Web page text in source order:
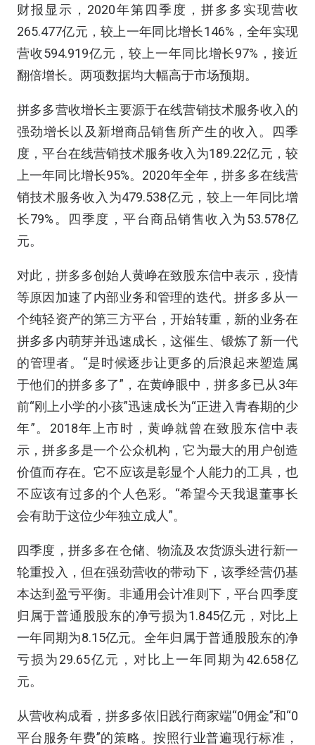
财报显示，2020年第四季度，拼多多实现营收
265.477亿元，较上一年同比增长146%，全年实现
营收594.919亿元，较上一年同比增长97%，接近
翻倍增长。两项数据均大幅高于市场预期。
拼多多营收增长主要源于在线营销技术服务收入的
强劲增长以及新增商品销售所产生的收入。四季
度，平台在线营销技术服务收入为189.22亿元，较
上一年同比增长95%。2020年全年，拼多多在线营
销技术服务收入为479.538亿元，较上一年同比增
长79%。四季度，平台商品销售收入为53.578亿
元。
对此，拼多多创始人黄峥在致股东信中表示，疫情
等原因加速了内部业务和管理的迭代。拼多多从一
个纯轻资产的第三方平台，开始转重，新的业务在
拼多多内萌芽并迅速成长，这催生、锻炼了新一代
的管理者。“是时候逐步让更多的后浪起来塑造属
于他们的拼多多了”，在黄峥眼中，拼多多已从3年
前“刚上小学的小孩”迅速成长为“正进入青春期的少
年”。2018年上市时，黄峥就曾在致股东信中表
示，拼多多是一个公众机构，它为最大的用户创造
价值而存在。它不应该是彰显个人能力的工具，也
不应该有过多的个人色彩。“希望今天我退董事长
会有助于这位少年独立成人”。
四季度，拼多多在仓储、物流及农货源头进行新一
轮重投入，但在强劲营收的带动下，该季经营仍基
本达到盈亏平衡。非通用会计准则下，平台四季度
归属于普通股股东的净亏损为1.845亿元，对比上
一年同期为8.15亿元。全年归属于普通股股东的净
亏损为29.65亿元，对比上一年同期为42.658亿
元。
从营收构成看，拼多多依旧践行商家端“0佣金”和“0
平台服务年费”的策略。按照行业普遍现行标准，